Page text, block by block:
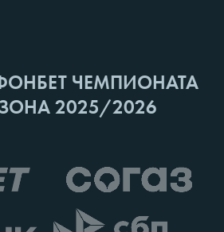
ЧЕМПИОНАТА
2025/2026